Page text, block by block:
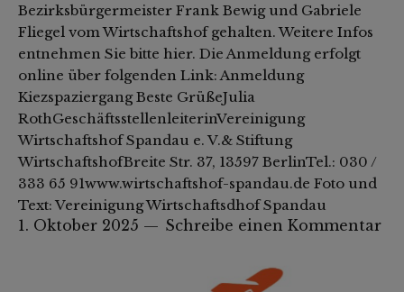
Bezirksbürgermeister Frank Bewig und Gabriele
Fliegel vom Wirtschaftshof gehalten. Weitere Infos
entnehmen Sie bitte hier. Die Anmeldung erfolgt
online über folgenden Link: Anmeldung
Kiezspaziergang Beste GrüßeJulia
RothGeschäftsstellenleiterinVereinigung
Wirtschaftshof Spandau e. V.& Stiftung
WirtschaftshofBreite Str. 37, 13597 BerlinTel.: 030 /
333 65 91www.wirtschaftshof-spandau.de Foto und
Text: Vereinigung Wirtschaftsdhof Spandau
1. Oktober 2025 Schreibe einen Kommentar